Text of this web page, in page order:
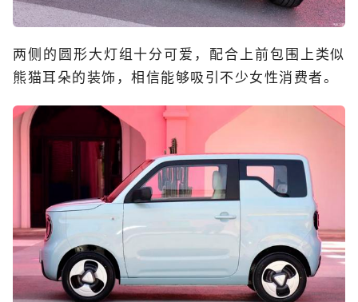
两侧的圆形大灯组十分可爱，配合上前包围上类似
熊猫耳朵的装饰，相信能够吸引不少女性消费者。